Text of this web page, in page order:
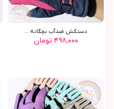
دستکش ضدآب بچگانه ...
۴۹۸,۰۰۰ تومان